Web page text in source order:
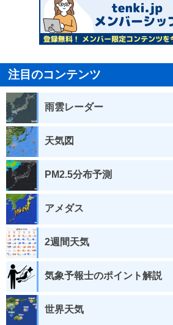
注目のコンテンツ
雨雲レーダー
天気図
PM2.5分布予測
アメダス
2週間天気
気象予報士のポイント解説
世界天気